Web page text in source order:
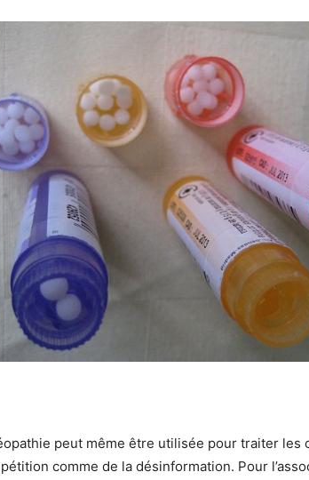
peut même être utilisée pour traiter les
comme de la désinformation. Pour